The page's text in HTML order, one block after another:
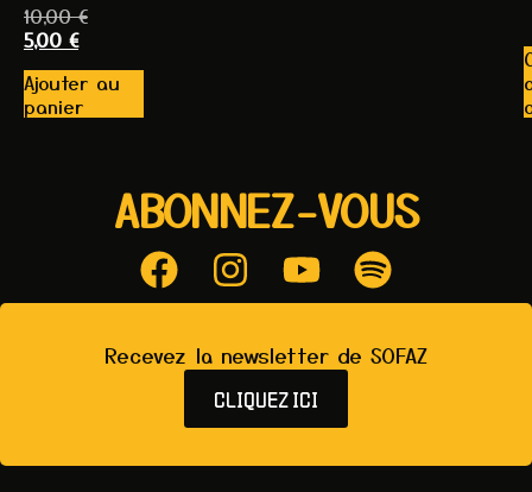
10,00€
5,00 €
Ajouter au
panier
ABONNEZ-VOUS
Recevez la newsletter de SOFAZ
CLIQUEZ ICI